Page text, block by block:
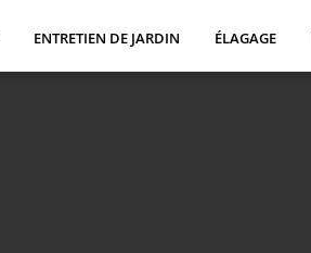
ENTRETIEN DE JARDIN ÉLAGAGE